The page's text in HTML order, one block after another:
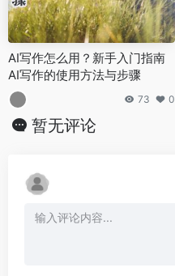
AI写作怎么用？新手入门指南
AI写作的使用方法与步骤
73 0
暂无评论